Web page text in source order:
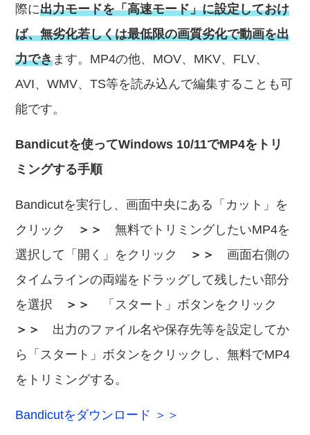
際に出力モードを「高速モード」に設定しておけ
ば、無劣化若しくは最低限の画質劣化で動画を出
力できます。MP4の他、MOV、MKV、FLV、
AVI、WMV、TS等を読み込んで編集することも可
能です。
Bandicutを使ってWindows 10/11でMP4をトリ
ミングする手順
Bandicutを実行し、画面中央にある「カット」を
クリック
＞＞
無料でトリミングしたいMP4を
選択して「開く」をクリック
＞＞
画面右側の
タイムラインの両端をドラッグして残したい部分
を選択
＞＞
「スタート」ボタンをクリック
＞＞
出力のファイル名や保存先等を設定してか
ら「スタート」ボタンをクリックし、無料でMP4
をトリミングする。
Bandicutをダウンロード ＞＞